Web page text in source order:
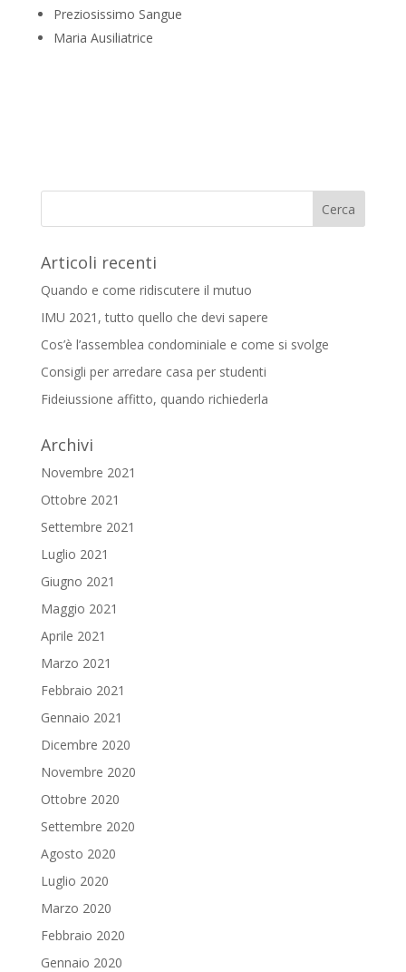
Preziosissimo Sangue
Maria Ausiliatrice
Articoli recenti
Quando e come ridiscutere il mutuo
IMU 2021, tutto quello che devi sapere
Cos’è l’assemblea condominiale e come si svolge
Consigli per arredare casa per studenti
Fideiussione affitto, quando richiederla
Archivi
Novembre 2021
Ottobre 2021
Settembre 2021
Luglio 2021
Giugno 2021
Maggio 2021
Aprile 2021
Marzo 2021
Febbraio 2021
Gennaio 2021
Dicembre 2020
Novembre 2020
Ottobre 2020
Settembre 2020
Agosto 2020
Luglio 2020
Marzo 2020
Febbraio 2020
Gennaio 2020